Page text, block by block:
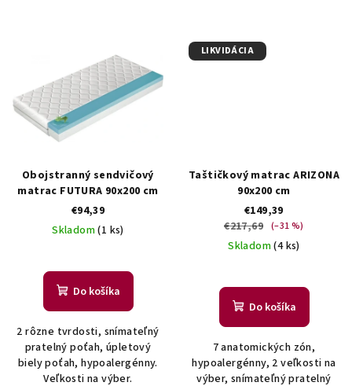
Obojstranný sendvičový
matrac FUTURA 90x200 cm
€94,39
Skladom(1 ks)
Do košíka
2 rôzne tvrdosti, snímateľný
pratelný poťah, úpletový
biely poťah, hypoalergénny.
Veľkosti na výber.
LIKVIDÁCIA
Taštičkový matrac ARIZONA
90x200 cm
€149,39
€217,69 (–31 %)
Skladom(4 ks)
Do košíka
7 anatomických zón,
hypoalergénny, 2 veľkosti na
výber, snímateľný pratelný